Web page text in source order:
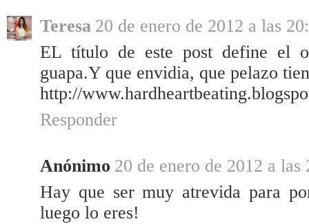
Teresa 20 de enero de 2012 a las
EL título de este post define el
guapa.Y que envidia, que pelazo
http://
Responder
Anónimo 20 de enero de 2012 a las
Hay que ser muy atrevida para
luego lo eres!